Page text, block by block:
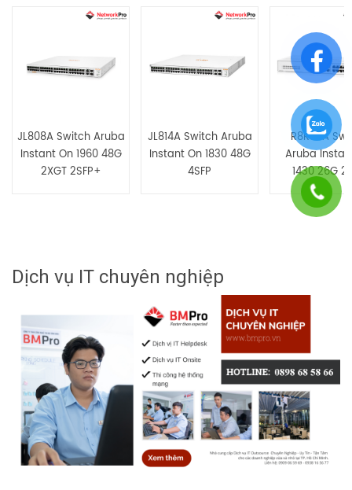
On 1830 48G 24P CLASS4 POE 4SFP 370W”
JL808A Switch Aruba
Instant On 1960 48G
2XGT 2SFP+
JL814A Switch Aruba
Instant On 1830 48G
4SFP
R8R50A
Aruba
1430 26G
Dịch vụ IT chuyên nghiệp